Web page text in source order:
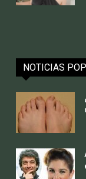
NOTICIAS